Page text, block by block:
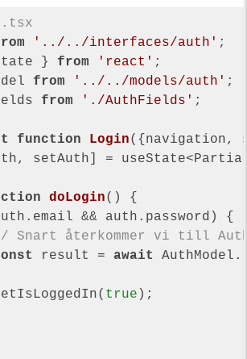
'../../interfaces/auth'
} from 'react'
from '../../models/auth'
from './AuthFields' ;
function Login( {navigation,
setAuth] =
doLogin( ) {
&& auth.password) {
Snart återkommer vi till
result = await
true );